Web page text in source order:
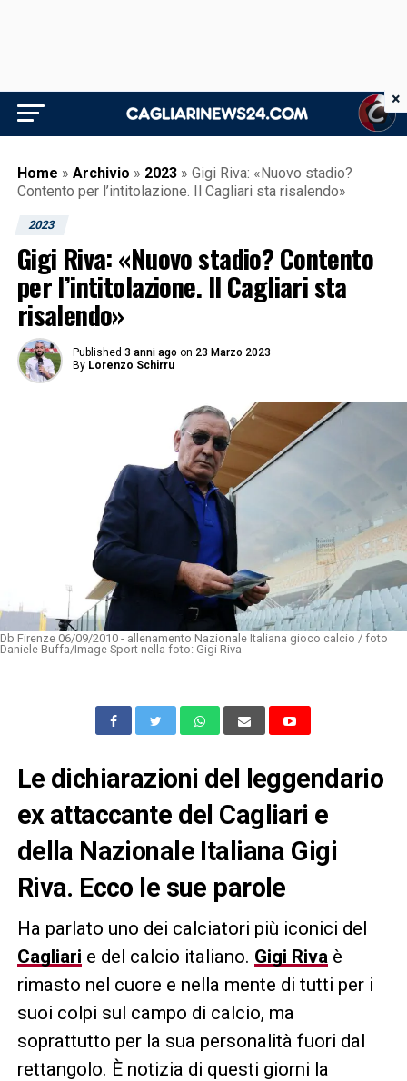
Home » Archivio » 2023 » Gigi Riva: «Nuovo stadio?
Contento per l’intitolazione. Il Cagliari sta risalendo»
2023
Gigi Riva: «Nuovo stadio? Contento
per l’intitolazione. Il Cagliari sta
risalendo»
Published 3 anni ago on 23 Marzo 2023
By Lorenzo Schirru
Db Firenze 06/09/2010 - allenamento Nazionale Italiana gioco calcio / foto
Daniele Buffa/Image Sport nella foto: Gigi Riva
Le dichiarazioni del leggendario
ex attaccante del Cagliari e
della Nazionale Italiana Gigi
Riva. Ecco le sue parole
Ha parlato uno dei calciatori più iconici del
Cagliari e del calcio italiano. Gigi Riva è
rimasto nel cuore e nella mente di tutti per i
suoi colpi sul campo di calcio, ma
soprattutto per la sua personalità fuori dal
rettangolo. È notizia di questi giorni la
×